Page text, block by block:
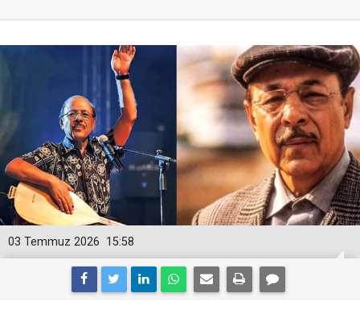
15:58
03 Temmuz 2026